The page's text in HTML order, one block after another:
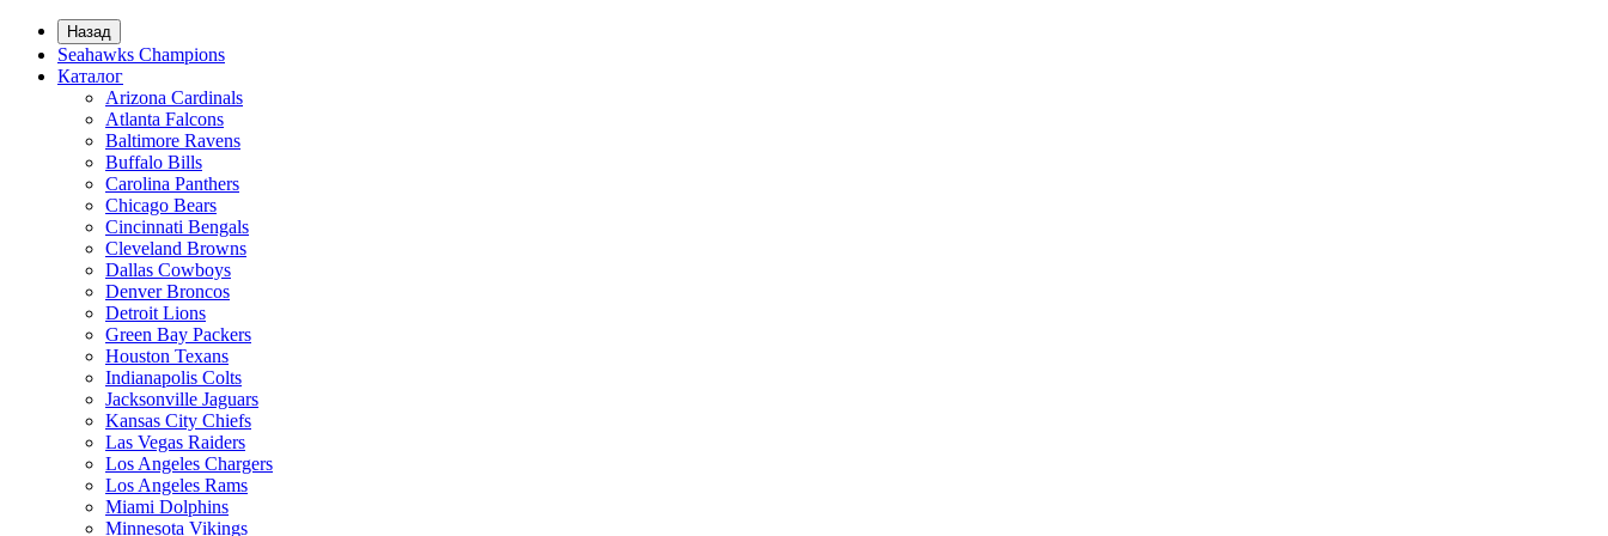
Назад
Seahawks Champions
Каталог
Arizona Cardinals
Atlanta Falcons
Baltimore Ravens
Buffalo Bills
Carolina Panthers
Chicago Bears
Cincinnati Bengals
Cleveland Browns
Dallas Cowboys
Denver Broncos
Detroit Lions
Green Bay Packers
Houston Texans
Indianapolis Colts
Jacksonville Jaguars
Kansas City Chiefs
Las Vegas Raiders
Los Angeles Chargers
Los Angeles Rams
Miami Dolphins
Minnesota Vikings